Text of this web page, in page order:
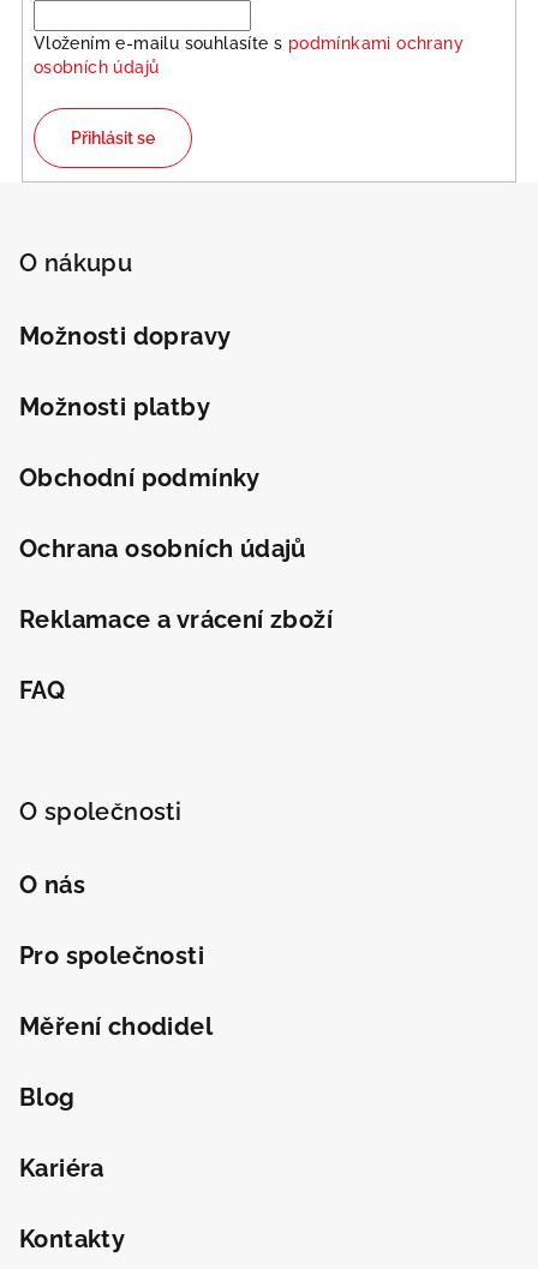
p
v
Vložením e-mailu souhlasíte s podmínkami ochrany
osobních údajů
Přihlásit se
O nákupu
Možnosti dopravy
Možnosti platby
Obchodní podmínky
Ochrana osobních údajů
Reklamace a vrácení zboží
FAQ
O společnosti
O nás
Pro společnosti
Měření chodidel
Blog
Kariéra
Kontakty